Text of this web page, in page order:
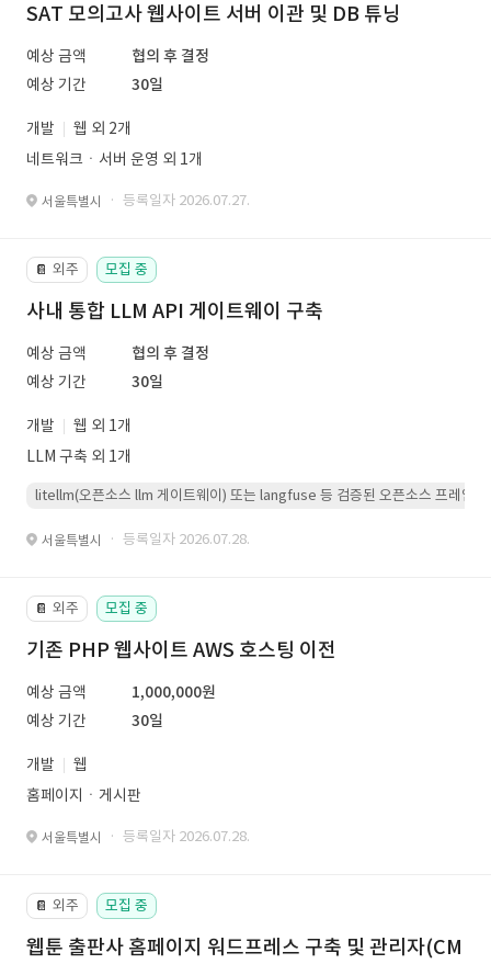
SAT 모의고사 웹사이트 서버 이관 및 DB 튜닝
예상 금액
협의 후 결정
예상 기간
30일
개발
웹 외 2개
네트워크ㆍ서버 운영 외 1개
서울특별시 · 등록일자 2026.07.27.
📔 외주 모집 중
사내 통합 LLM API 게이트웨이 구축
예상 금액
협의 후 결정
예상 기간
30일
개발
웹 외 1개
LLM 구축 외 1개
litellm(오픈소스 llm 게이트웨이) 또는 langfuse 등 검증된 오픈소스 프레임워
서울특별시 · 등록일자 2026.07.28.
📔 외주 모집 중
기존 PHP 웹사이트 AWS 호스팅 이전
예상 금액
1,000,000원
예상 기간
30일
개발
웹
홈페이지ㆍ게시판
서울특별시 · 등록일자 2026.07.28.
📔 외주 모집 중
웹툰 출판사 홈페이지 워드프레스 구축 및 관리자(CM